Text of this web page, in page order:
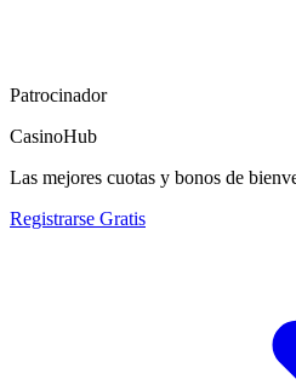
Patrocinador
CasinoHub
Las mejores cuotas y bonos de
Registrarse Gratis